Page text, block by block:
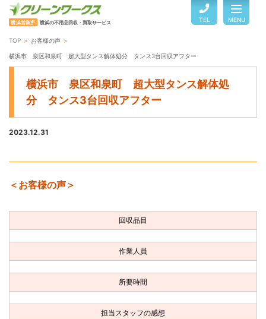
横浜営業所 横浜の不用品回収・買取サービス TEL MENU
TOP
サービスのご案内
お客様の声
お問い合わせ
会社概要
TOP お客様の声
横浜市 泉区和泉町 超大型タンス解体処分 タンス3台回収アフター
横浜市 泉区和泉町 超大型タンス解体処
分 タンス3台回収アフター
2023.12.31
＜お客様の声＞
回収品目
作業人員
所要時間
担当スタッフの感想